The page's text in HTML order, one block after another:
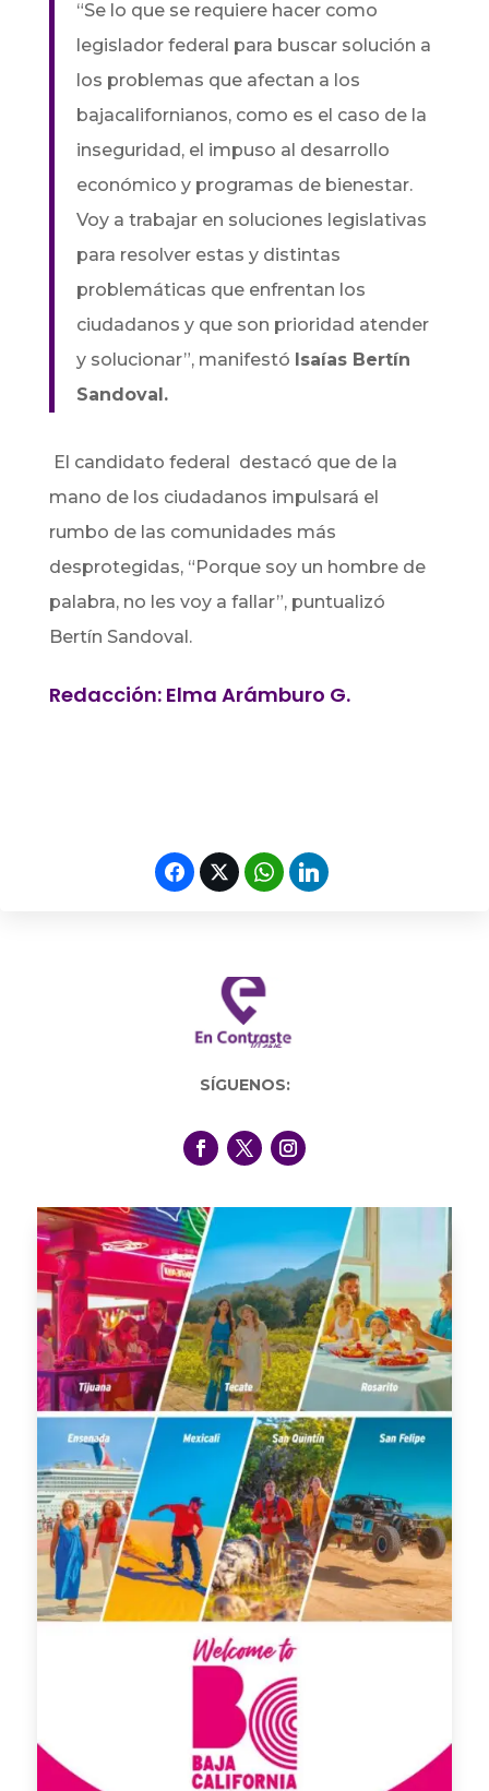
“Se lo que se requiere hacer como
legislador federal para buscar solución a
los problemas que afectan a los
bajacalifornianos, como es el caso de la
inseguridad, el impuso al desarrollo
económico y programas de bienestar.
Voy a trabajar en soluciones legislativas
para resolver estas y distintas
problemáticas que enfrentan los
ciudadanos y que son prioridad atender
y solucionar”, manifestó Isaías Bertín
Sandoval.
El candidato federal destacó que de la
mano de los ciudadanos impulsará el
rumbo de las comunidades más
desprotegidas, “Porque soy un hombre de
palabra, no les voy a fallar”, puntualizó
Bertín Sandoval.
Redacción: Elma Arámburo G.
SÍGUENOS: